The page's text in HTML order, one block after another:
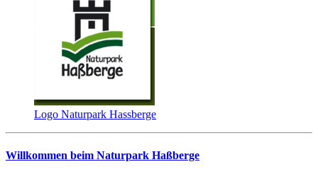
Logo Naturpark Hassberge
Willkommen beim Naturpark Haßberge